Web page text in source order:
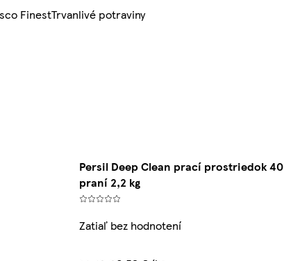
FinestTrvanlivé potraviny
Persil Deep Clean prací prostriedok 40
praní 2,2 kg
Zatiaľ bez hodnotení